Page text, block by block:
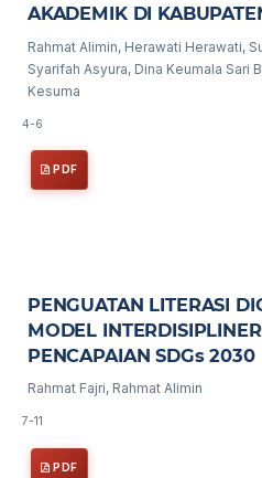
AKADEMIK DI
Rahmat Alimin, Herawati Herawati,
Syarifah Asyura, Dina Keumala Sari
Kesuma
4-6
PDF
PENGUATAN LITERASI
MODEL
PENCAPAIAN SDGs 2030
Rahmat Fajri, Rahmat Alimin
7-11
PDF